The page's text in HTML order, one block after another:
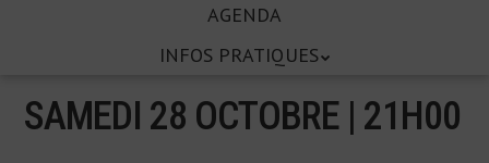
AGENDA
INFOS PRATIQUES
SAMEDI 28 OCTOBRE | 21H00